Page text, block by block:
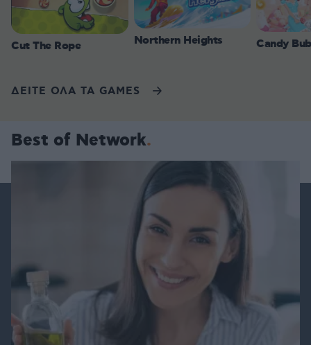
Cut The Rope Northern Heights Candy
ΔΕΙΤΕ ΟΛΑ ΤΑ GAMES
Best of Network